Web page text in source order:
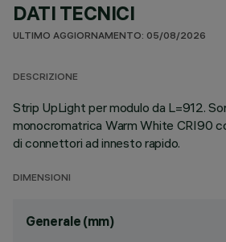
DATI TECNICI
ULTIMO AGGIORNAMENTO: 05/08/2026
DESCRIZIONE
Strip UpLight per modulo da L=912.
monocromatrica Warm White CRI90
di connettori ad innesto rapido.
DIMENSIONI
Generale (mm)